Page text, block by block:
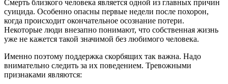
Смерть близкого человека является одной из главных причин
суицида. Особенно опасны первые недели после похорон,
когда происходит окончательное осознание потери.
Некоторые люди внезапно понимают, что собственная жизнь
уже не кажется такой значимой без любимого человека.
Именно поэтому поддержка скорбящих так важна. Надо
внимательно следить за их поведением. Тревожными
признаками являются: